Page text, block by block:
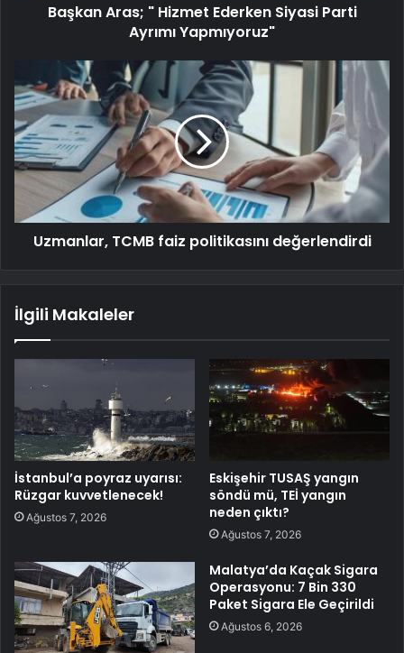
Başkan Aras; " Hizmet Ederken Siyasi Parti
Ayrımı Yapmıyoruz"
Uzmanlar, TCMB faiz politikasını değerlendirdi
İlgili Makaleler
İstanbul’a poyraz uyarısı:
Rüzgar kuvvetlenecek!
Ağustos 7, 2026
Eskişehir TUSAŞ yangın
söndü mü, TEİ yangın
neden çıktı?
Ağustos 7, 2026
Malatya’da Kaçak Sigara
Operasyonu: 7 Bin 330
Paket Sigara Ele Geçirildi
Ağustos 6, 2026